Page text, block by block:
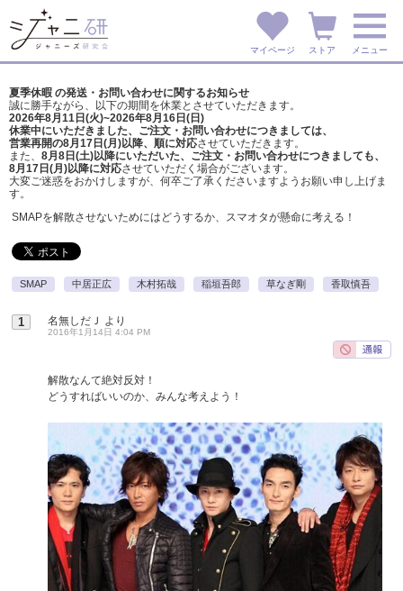
マイページ ストア メニュー
夏季休暇 の発送・お問い合わせに関するお知らせ
誠に勝手ながら、以下の期間を休業とさせていただきます。
2026年8月11日(火)~2026年8月16日(日)
休業中にいただきました、ご注文・お問い合わせにつきましては、
営業再開の8月17日(月)以降、順に対応させていただきます。
また、 8月8日(土)以降にいただいた、ご注文・ お問い合わせにつきましても、
8月17日(月)以降に対応させていただく場合がございます。
大変ご迷惑をおかけしますが、 何卒ご了承くださいますようお願い申し上げま
す。
SMAPを解散させないためにはどうするか、スマオタが懸命に考える！
SMAP 中居正広 木村拓哉 稲垣吾郎 草なぎ剛 香取慎吾
1 名無しだＪ より
2016年1月14日 4:04 PM
解散なんて絶対反対！
どうすればいいのか、みんな考えよう！